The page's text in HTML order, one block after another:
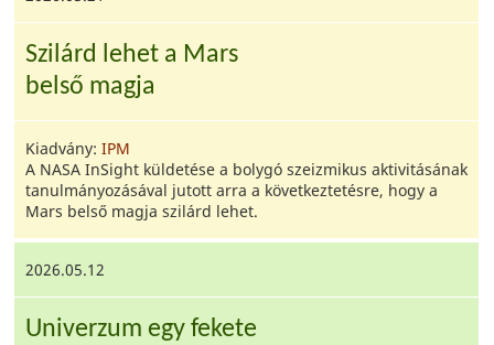
Szilárd lehet a Mars
belső magja
Kiadvány:IPM
A NASA InSight küldetése a bolygó szeizmikus aktivitásának
tanulmányozásával jutott arra a következtetésre, hogy a
Mars belső magja szilárd lehet.
2026.05.12
Univerzum egy fekete